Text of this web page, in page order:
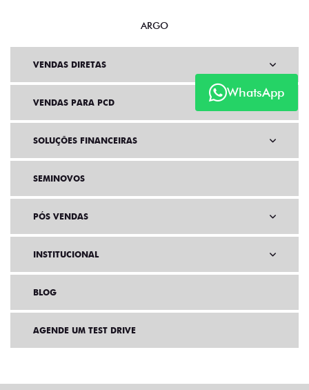
WhatsApp
ARGO
VENDAS DIRETAS
VENDAS PARA PCD
SOLUÇÕES FINANCEIRAS
SEMINOVOS
PÓS VENDAS
INSTITUCIONAL
BLOG
AGENDE UM TEST DRIVE